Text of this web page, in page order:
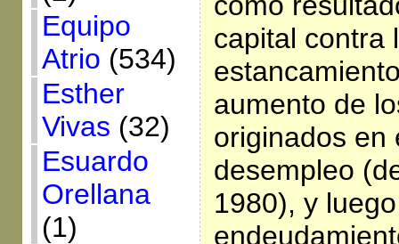
Equipo
Atrio (534)
Esther
Vivas (32)
Esuardo
Orellana
(1)
capital contra
aumento de
originados en
desempleo
1980), y